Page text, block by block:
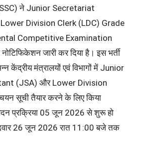
ने Junior Secretariat
Division Clerk (LDC) Grade
Competitive Examination
जारी कर दिया है। इस भर्ती
केंद्रीय मंत्रालयों एवं विभागों में Junior
(JSA) और Lower Division
सूची तैयार करने के लिए किया
प्रक्रिया 05 जून 2026 से शुरू हो
26 जून 2026 रात 11:00 बजे तक